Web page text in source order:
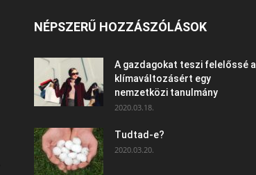
NÉPSZERŰ HOZZÁSZÓLÁSOK
A gazdagokat teszi felelőssé a
klímaváltozásért egy
nemzetközi tanulmány
2020.03.18.
Tudtad-e?
2020.03.20.